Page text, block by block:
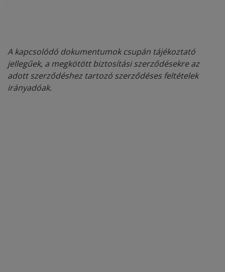
A kapcsolódó dokumentumok csupán tájékoztató
jellegűek, a megkötött biztosítási szerződésekre az
adott szerződéshez tartozó szerződéses feltételek
irányadóak.